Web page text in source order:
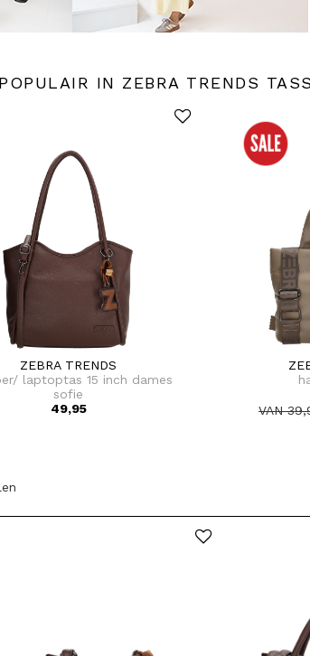
IN ZEBRA TRENDS
ZEBRA TRENDS
laptoptas 15 inch dames
sofie
49,95
VAN